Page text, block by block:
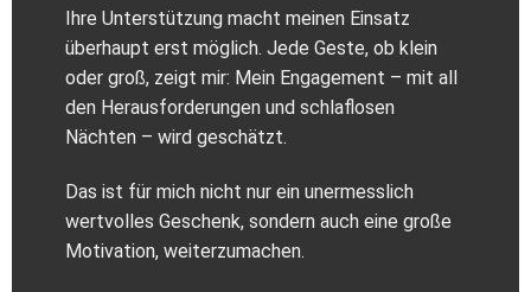
Ihre Unterstützung macht meinen Einsatz
überhaupt erst möglich. Jede Geste, ob klein
oder groß, zeigt mir: Mein Engagement – mit all
den Herausforderungen und schlaflosen
Nächten – wird geschätzt.
Das ist für mich nicht nur ein unermesslich
wertvolles Geschenk, sondern auch eine große
Motivation, weiterzumachen.